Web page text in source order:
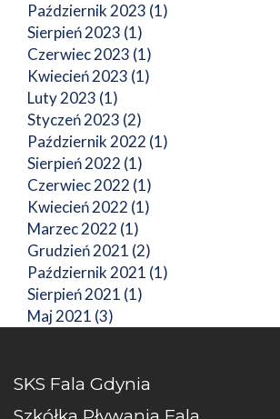
Październik 2023 (1)
Sierpień 2023 (1)
Czerwiec 2023 (1)
Kwiecień 2023 (1)
Luty 2023 (1)
Styczeń 2023 (2)
Październik 2022 (1)
Sierpień 2022 (1)
Czerwiec 2022 (1)
Kwiecień 2022 (1)
Marzec 2022 (1)
Grudzień 2021 (2)
Październik 2021 (1)
Sierpień 2021 (1)
Maj 2021 (3)
SKS Fala Gdynia